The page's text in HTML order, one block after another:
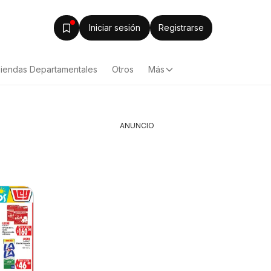
Iniciar sesión Registrarse
Departamentales Otros Más
ANUNCIO